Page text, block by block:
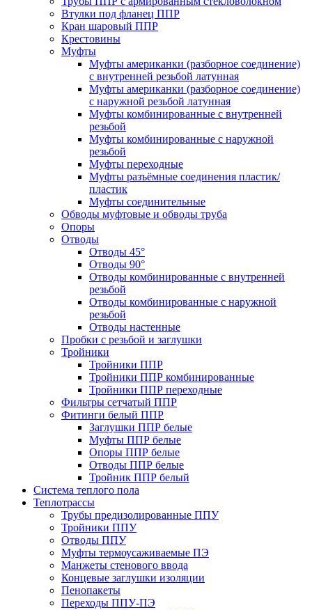
Втулки под фланец ППР
Кран шаровый ППР
Крестовины
Муфты
Муфты американки (разборное соединение)
с внутренней резьбой латунная
Муфты американки (разборное соединение)
с наружной резьбой латунная
Муфты комбинированные с внутренней
резьбой
Муфты комбинированные с наружной
резьбой
Муфты переходные
Муфты разъёмные соединения пластик/
пластик
Муфты соединительные
Обводы муфтовые и обводы труба
Опоры
Отводы
Отводы 45°
Отводы 90°
Отводы комбинированные с внутренней
резьбой
Отводы комбинированные с наружной
резьбой
Отводы настенные
Пробки с резьбой и заглушки
Тройники
Тройники ППР
Тройники ППР комбинированные
Тройники ППР переходные
Фильтры сетчатый ППР
Фитинги белый ППР
Заглушки ППР белые
Муфты ППР белые
Опоры ППР белые
Отводы ППР белые
Тройник ППР белый
Система теплого пола
Теплотрассы
Трубы предизолированные ППУ
Тройники ППУ
Отводы ППУ
Муфты термоусаживаемые ПЭ
Манжеты стенового ввода
Концевые заглушки изоляции
Пенопакеты
Переходы ППУ-ПЭ